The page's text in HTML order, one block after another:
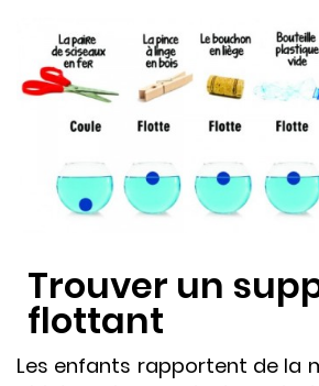
Trouver un
flottant
Les enfants rapportent de la